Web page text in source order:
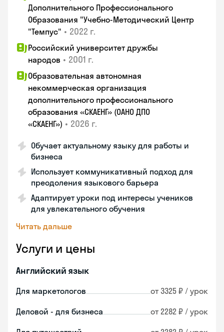
Дополнительного Профессионального
Образования "Учебно-Методический Центр
"Темпус" • 2022 г.
Российский университет дружбы
народов • 2001 г.
Образовательная автономная
некоммерческая организация
дополнительного профессионального
образования «СКАЕНГ» (ОАНО ДПО
«СКАЕНГ») • 2026 г.
Обучает актуальному языку для работы и
бизнеса
Использует коммуникативный подход для
преодоления языкового барьера
Адаптирует уроки под интересы учеников
для увлекательного обучения
Читать дальше
Услуги и цены
Английский язык
Для маркетологов от 3325 ₽ / урок
Деловой - для бизнеса от 2282 ₽ / урок